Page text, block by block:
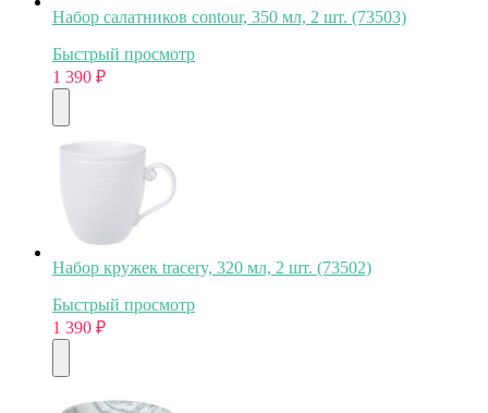
Набор салатников contour, 350 мл, 2 шт. (73503)
Быстрый просмотр
1 390 ₽
Набор кружек tracery, 320 мл, 2 шт. (73502)
Быстрый просмотр
1 390 ₽